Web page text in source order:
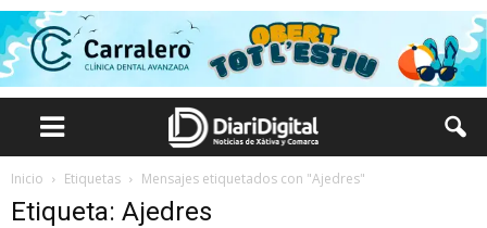
Inicio Etiquetas Mensajes etiquetados con "Ajedres"
Etiqueta: Ajedres